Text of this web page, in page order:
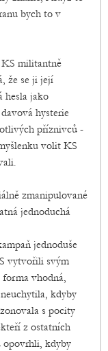
bych to v
KS militantně
že se ji její
hesla jako
hysterie
příznivců -
volit KS
zmanipulované
jednoduchá
jednoduše
vytvořili svým
vhodná,
kdyby
s pocity
z ostatních
opovrhli, kdyby